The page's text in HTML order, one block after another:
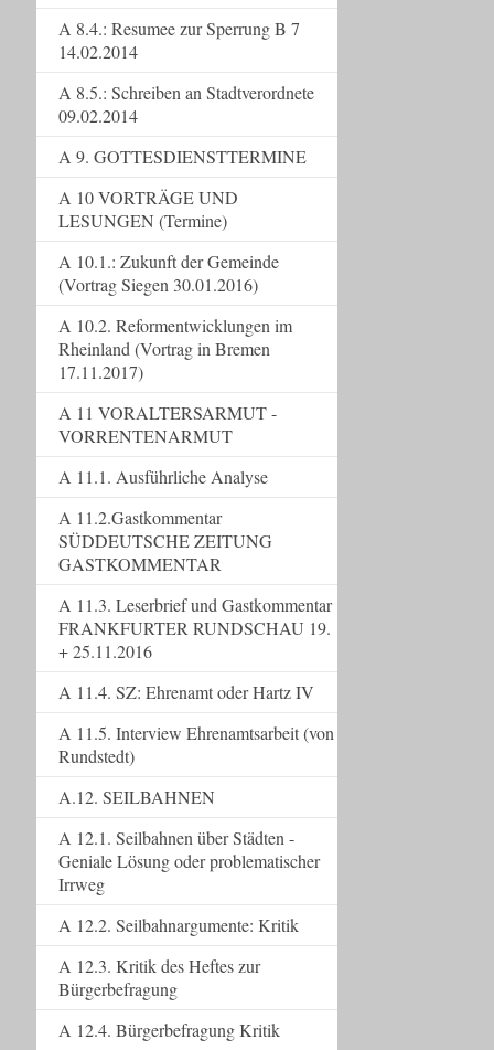
A 8.4.: Resumee zur Sperrung B 7
14.02.2014
A 8.5.: Schreiben an Stadtverordnete
09.02.2014
A 9. GOTTESDIENSTTERMINE
A 10 VORTRÄGE UND
LESUNGEN (Termine)
A 10.1.: Zukunft der Gemeinde
(Vortrag Siegen 30.01.2016)
A 10.2. Reformentwicklungen im
Rheinland (Vortrag in Bremen
17.11.2017)
A 11 VORALTERSARMUT -
VORRENTENARMUT
A 11.1. Ausführliche Analyse
A 11.2.Gastkommentar
SÜDDEUTSCHE ZEITUNG
GASTKOMMENTAR
A 11.3. Leserbrief und Gastkommentar
FRANKFURTER RUNDSCHAU 19.
+ 25.11.2016
A 11.4. SZ: Ehrenamt oder Hartz IV
A 11.5. Interview Ehrenamtsarbeit (von
Rundstedt)
A.12. SEILBAHNEN
A 12.1. Seilbahnen über Städten -
Geniale Lösung oder problematischer
Irrweg
A 12.2. Seilbahnargumente: Kritik
A 12.3. Kritik des Heftes zur
Bürgerbefragung
A 12.4. Bürgerbefragung Kritik